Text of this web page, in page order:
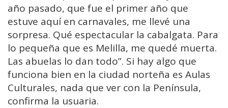
año pasado, que fue el primer año que
estuve aquí en carnavales, me llevé una
sorpresa. Qué espectacular la cabalgata. Para
lo pequeña que es Melilla, me quedé muerta.
Las abuelas lo dan todo”. Si hay algo que
funciona bien en la ciudad norteña es Aulas
Culturales, nada que ver con la Península,
confirma la usuaria.